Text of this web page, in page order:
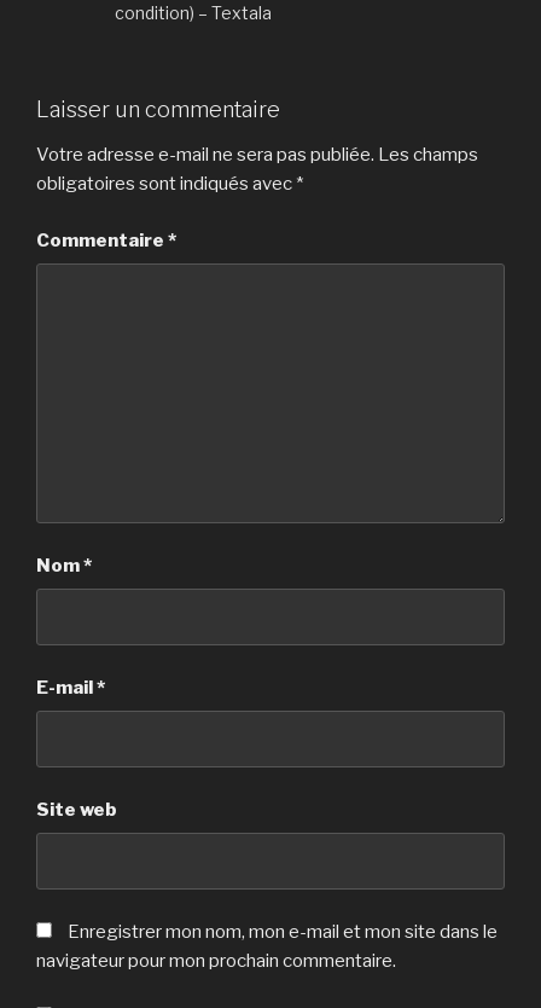
condition) – Textala
Laisser un commentaire
Votre adresse e-mail ne sera pas publiée. Les champs
obligatoires sont indiqués avec *
Commentaire *
Nom*
E-mail*
Site web
Enregistrer mon nom, mon e-mail et mon site dans le
navigateur pour mon prochain commentaire.